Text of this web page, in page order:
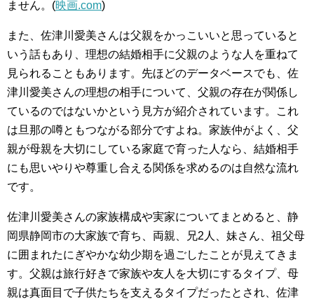
ません。(映画.com)
また、佐津川愛美さんは父親をかっこいいと思っていると
いう話もあり、理想の結婚相手に父親のような人を重ねて
見られることもあります。先ほどのデータベースでも、佐
津川愛美さんの理想の相手について、父親の存在が関係し
ているのではないかという見方が紹介されています。これ
は旦那の噂ともつながる部分ですよね。家族仲がよく、父
親が母親を大切にしている家庭で育った人なら、結婚相手
にも思いやりや尊重し合える関係を求めるのは自然な流れ
です。
佐津川愛美さんの家族構成や実家についてまとめると、静
岡県静岡市の大家族で育ち、両親、兄2人、妹さん、祖父母
に囲まれたにぎやかな幼少期を過ごしたことが見えてきま
す。父親は旅行好きで家族や友人を大切にするタイプ、母
親は真面目で子供たちを支えるタイプだったとされ、佐津